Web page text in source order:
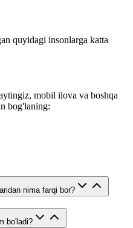
quyidagi insonlarga katta
mobil ilova va boshqa
bog'laning:
nima farqi bor?
bo'ladi?